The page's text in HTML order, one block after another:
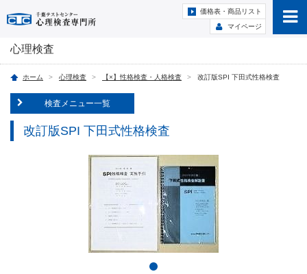
価格表・商品リスト
マイページ
心理検査
ホーム 心理検査 【×】性格検査・人格検査 改訂版SPI 下田式性格検査
検査メニュー一覧
改訂版SPI 下田式性格検査